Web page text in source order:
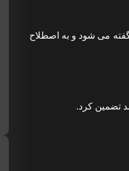
گفته می شود و به اصطلاح
تضمین کرد.